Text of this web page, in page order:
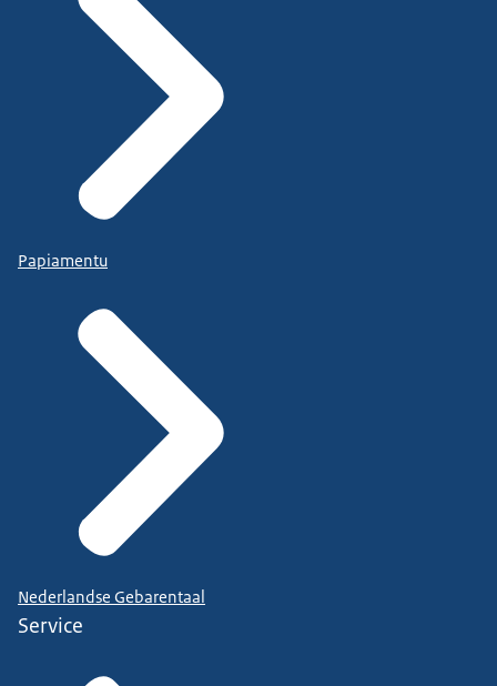
Papiamentu
Nederlandse Gebarentaal
Service